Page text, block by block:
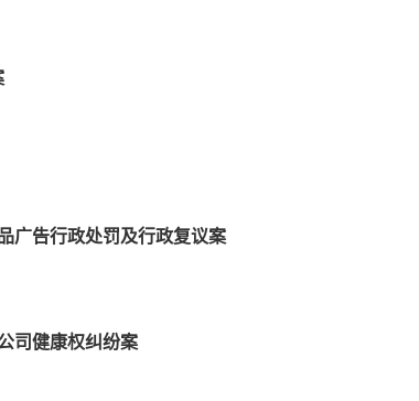
广告行政处罚及行政复议案
司健康权纠纷案